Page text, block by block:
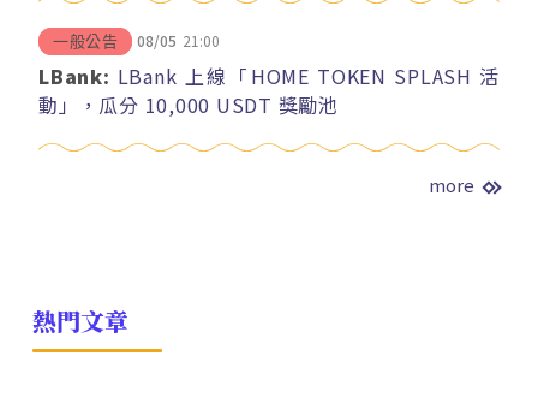
一般公告 08/05 21:00
LBank: LBank 上線「HOME TOKEN SPLASH 活
動」，瓜分 10,000 USDT 獎勵池
more
熱門文章